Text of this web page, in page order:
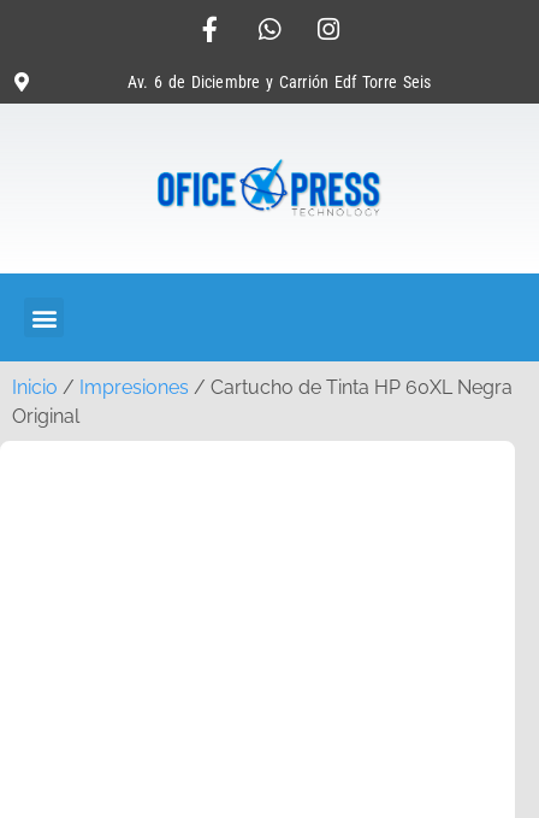
Av. 6 de Diciembre y Carrión Edf Torre Seis
Inicio / Impresiones / Cartucho de Tinta HP 60XL Negra
Original